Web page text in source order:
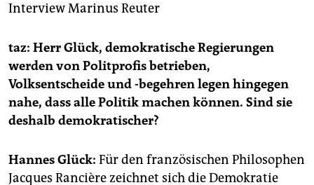
wahrheit
verlag
verlag
veranstaltungen
shop
fragen & hilfe
unterstützen
InterviewMarinus Reuter
taz: Herr Glück, demokratische Regierungen
werden von Politprofis betrieben,
Volksentscheide und -begehren legen hingegen
nahe, dass alle Politik machen können. Sind sie
deshalb demokratischer?
Hannes Glück: Für den französischen Philosophen
Jacques Rancière zeichnet sich die Demokratie